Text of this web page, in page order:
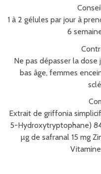
1 à 2 gélules par jour à
6
Ne pas dépasser la
bas âge, femmes
Extrait de griffonia
5-Hydroxytryptophane)
µg de safranal 15 mg